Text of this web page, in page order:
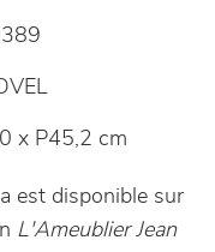
x P45,2 cm
est disponible sur
L'Ameublier Jean